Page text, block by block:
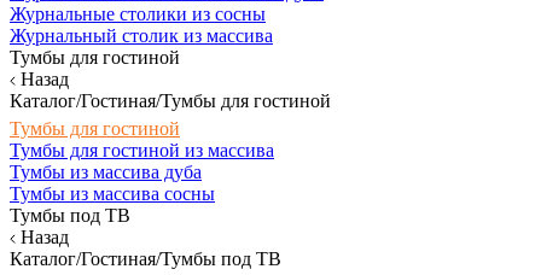
Журнальные столики из сосны
Журнальный столик из массива
Тумбы для гостиной
Назад
Каталог/Гостиная/Тумбы для гостиной
Тумбы для гостиной
Тумбы для гостиной из массива
Тумбы из массива дуба
Тумбы из массива сосны
Тумбы под ТВ
Назад
Каталог/Гостиная/Тумбы под ТВ